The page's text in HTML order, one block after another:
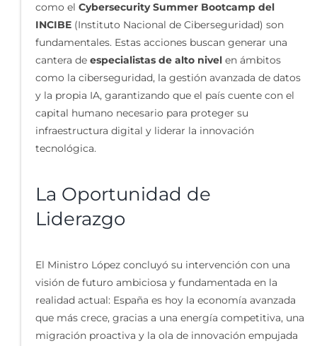
como el Cybersecurity Summer Bootcamp del
INCIBE (Instituto Nacional de Ciberseguridad) son
fundamentales. Estas acciones buscan generar una
cantera de especialistas de alto nivel en ámbitos
como la ciberseguridad, la gestión avanzada de datos
y la propia IA, garantizando que el país cuente con el
capital humano necesario para proteger su
infraestructura digital y liderar la innovación
tecnológica.
La Oportunidad de
Liderazgo
El Ministro López concluyó su intervención con una
visión de futuro ambiciosa y fundamentada en la
realidad actual: España es hoy la economía avanzada
que más crece, gracias a una energía competitiva, una
migración proactiva y la ola de innovación empujada